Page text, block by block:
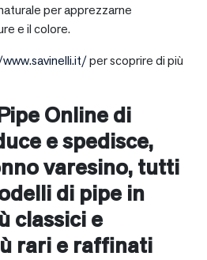
per apprezzarne
e il colore.
per scoprire di più
Online di
e spedisce,
varesino, tutti
di pipe in
classici e
rari e raffinati